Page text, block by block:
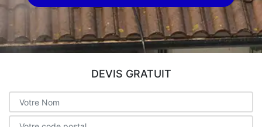
DEVIS GRATUIT